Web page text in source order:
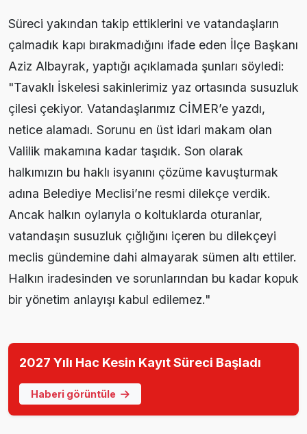
Süreci yakından takip ettiklerini ve vatandaşların
çalmadık kapı bırakmadığını ifade eden İlçe Başkanı
Aziz Albayrak, yaptığı açıklamada şunları söyledi:
"Tavaklı İskelesi sakinlerimiz yaz ortasında susuzluk
çilesi çekiyor. Vatandaşlarımız CİMER’e yazdı,
netice alamadı. Sorunu en üst idari makam olan
Valilik makamına kadar taşıdık. Son olarak
halkımızın bu haklı isyanını çözüme kavuşturmak
adına Belediye Meclisi’ne resmi dilekçe verdik.
Ancak halkın oylarıyla o koltuklarda oturanlar,
vatandaşın susuzluk çığlığını içeren bu dilekçeyi
meclis gündemine dahi almayarak sümen altı ettiler.
Halkın iradesinden ve sorunlarından bu kadar kopuk
bir yönetim anlayışı kabul edilemez."
2027 Yılı Hac Kesin Kayıt Süreci Başladı
Haberi görüntüle